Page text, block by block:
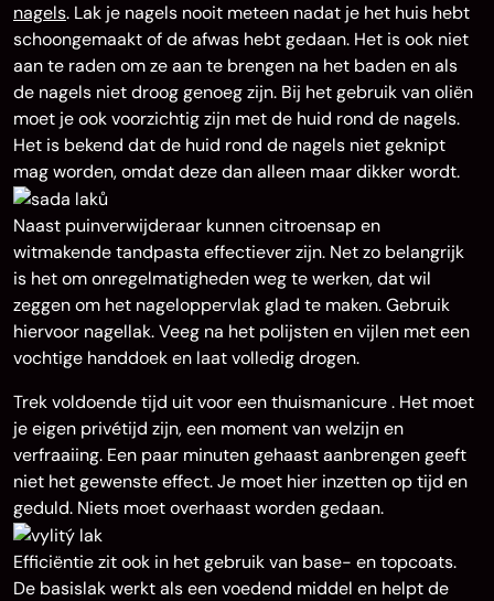
nagels. Lak je nagels nooit meteen nadat je het huis hebt
schoongemaakt of de afwas hebt gedaan. Het is ook niet
aan te raden om ze aan te brengen na het baden en als
de nagels niet droog genoeg zijn. Bij het gebruik van oliën
moet je ook voorzichtig zijn met de huid rond de nagels.
Het is bekend dat de huid rond de nagels niet geknipt
mag worden, omdat deze dan alleen maar dikker wordt.
Naast puinverwijderaar kunnen citroensap en
witmakende tandpasta effectiever zijn. Net zo belangrijk
is het om onregelmatigheden weg te werken, dat wil
zeggen om het nageloppervlak glad te maken. Gebruik
hiervoor nagellak. Veeg na het polijsten en vijlen met een
vochtige handdoek en laat volledig drogen.
Trek voldoende tijd uit voor een thuismanicure. Het moet
je eigen privétijd zijn, een moment van welzijn en
verfraaiing. Een paar minuten gehaast aanbrengen geeft
niet het gewenste effect. Je moet hier inzetten op tijd en
geduld. Niets moet overhaast worden gedaan.
Efficiëntie zit ook in het gebruik van base- en topcoats.
De basislak werkt als een voedend middel en helpt de